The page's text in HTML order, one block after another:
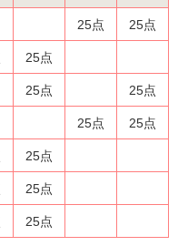
25点 25点
25点
25点 25点
25点 25点
25点
25点
25点